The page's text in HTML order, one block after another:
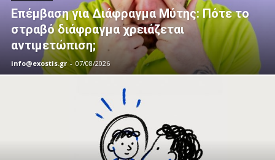
Επέμβαση για Διάφραγμα Μύτης: Πότε το
στραβό διάφραγμα χρειάζεται
αντιμετώπιση;
info@exostis.gr - 07/08/2026